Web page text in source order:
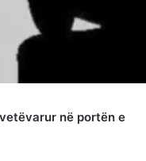
në portën e